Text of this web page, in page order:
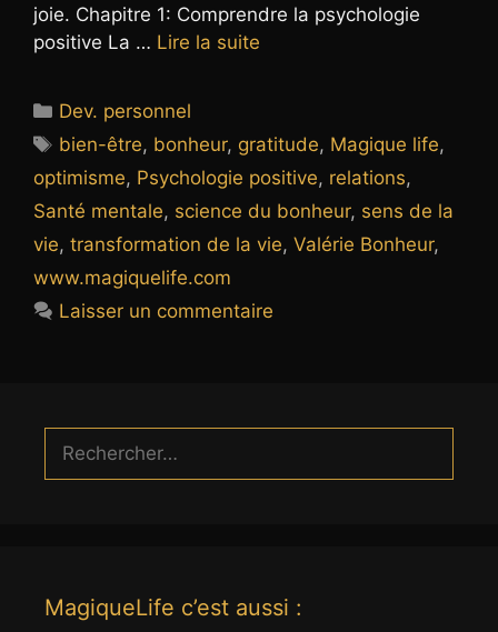
joie. Chapitre 1: Comprendre la psychologie
positive La … Lire la suite
Catégories
Dev. personnel
Étiquettes
bien-être, bonheur, gratitude, Magique life,
optimisme, Psychologie positive, relations,
Santé mentale, science du bonheur, sens de la
vie, transformation de la vie, Valérie Bonheur,
www.magiquelife.com
Laisser un commentaire
Rechercher :
MagiqueLife c’est aussi :